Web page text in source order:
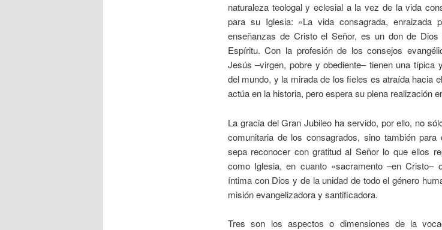
naturaleza teologal y eclesial a la vez de la vida
para su Iglesia: «La vida consagrada, enraizada
enseñanzas de Cristo el Señor, es un don de
Espíritu. Con la profesión de los consejos
Jesús –virgen, pobre y obediente– tienen una típica
del mundo, y la mirada de los fieles es atraída hacia
actúa en la historia, pero espera su plena realización
La gracia del Gran Jubileo ha servido, por ello, no
comunitaria de los consagrados, sino también
sepa reconocer con gratitud al Señor lo que ellos
como Iglesia, en cuanto «sacramento –en Cristo–
íntima con Dios y de la unidad de todo el género
misión evangelizadora y santificadora.
Tres son los aspectos o dimensiones de la